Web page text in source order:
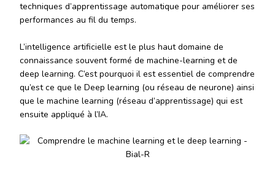
techniques d’apprentissage automatique pour améliorer ses
performances au fil du temps.
L’intelligence artificielle est le plus haut domaine de
connaissance souvent formé de machine-learning et de
deep learning. C’est pourquoi il est essentiel de comprendre
qu’est ce que le Deep learning (ou réseau de neurone) ainsi
que le machine learning (réseau d’apprentissage) qui est
ensuite appliqué à l’IA.